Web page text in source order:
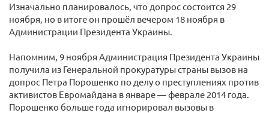
Изначально планировалось, что допрос состоится 29
ноября, но в итоге он прошёл вечером 18 ноября в
Администрации Президента Украины.
Напомним, 9 ноября Администрация Президента Украины
получила из Генеральной прокуратуры страны вызов на
допрос Петра Порошенко по делу о преступлениях против
активистов Евромайдана в январе — феврале 2014 года.
Порошенко больше года игнорировал вызовы в